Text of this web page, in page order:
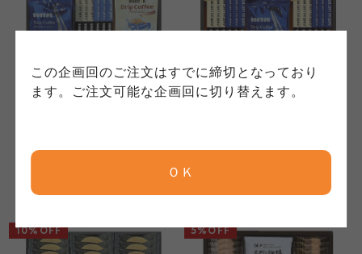
この企画回のご注文はすでに締切となっており
ます。ご注文可能な企画回に切り替えます。
ＯＫ
アールコーヒー
ドトールコーヒー・バウ
(税込
アールコーヒー
ドトールコーヒー・バウ
10%OFF 5%OFF
れています。
コープしが
ならコープ
おおさかパルコープ
クしてご確認ください。
コープしが
ならコープ
ご確認ください。
コープしが
ならコープ
おおさかパルコープ